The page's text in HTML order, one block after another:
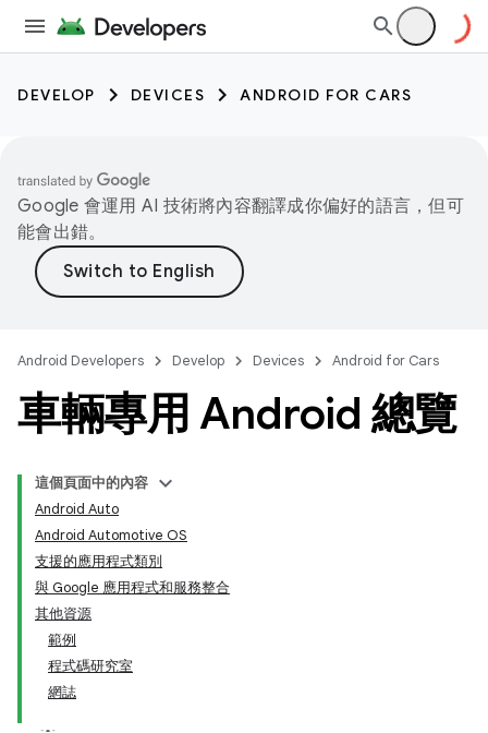
DEVELOP DEVICES ANDROID FOR CARS
Google 會運用 AI 技術將內容翻譯成你偏好的語言，但可
能會出錯。
Android Developers Develop Devices Android for Cars
車輛專用 Android 總覽
這個頁面中的內容
Android Auto
Android Automotive OS
支援的應用程式類別
與 Google 應用程式和服務整合
其他資源
範例
程式碼研究室
網誌